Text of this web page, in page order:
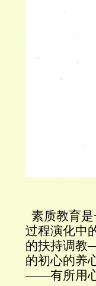
素质教育
过程演化中
的扶持调教
的初心的养
——有所用心